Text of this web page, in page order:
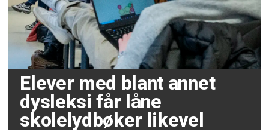
Elever med blant annet
dysleksi får låne
skolelydbøker likevel